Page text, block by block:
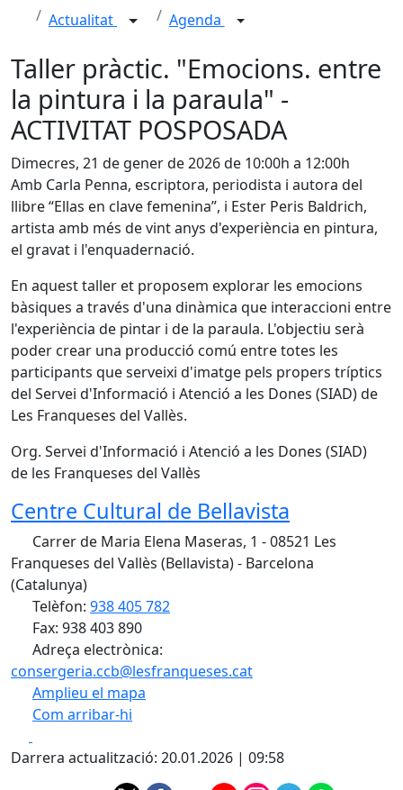
Actualitat Agenda
Taller pràctic. "Emocions. entre
la pintura i la paraula" -
ACTIVITAT POSPOSADA
Dimecres, 21 de gener de 2026 de 10:00h a 12:00h
Amb Carla Penna, escriptora, periodista i autora del
llibre “Ellas en clave femenina”, i Ester Peris Baldrich,
artista amb més de vint anys d'experiència en pintura,
el gravat i l'enquadernació.
En aquest taller et proposem explorar les emocions
bàsiques a través d'una dinàmica que interaccioni entre
l'experiència de pintar i de la paraula. L'objectiu serà
poder crear una producció comú entre totes les
participants que serveixi d'imatge pels propers tríptics
del Servei d'Informació i Atenció a les Dones (SIAD) de
Les Franqueses del Vallès.
Org. Servei d'Informació i Atenció a les Dones (SIAD)
de les Franqueses del Vallès
Centre Cultural de Bellavista
Carrer de Maria Elena Maseras, 1 - 08521 Les
Franqueses del Vallès (Bellavista) - Barcelona
(Catalunya)
Telèfon: 938 405 782
Fax: 938 403 890
Adreça electrònica:
consergeria.ccb@lesfranqueses.cat
Amplieu el mapa
Com arribar-hi
+
Darrera actualització: 20.01.2026 | 09:58